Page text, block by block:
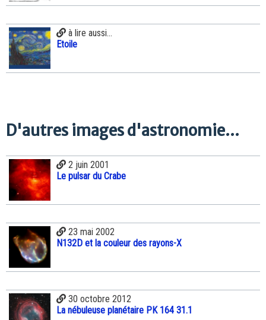
à lire aussi...
Etoile
D'autres images d'astronomie...
2 juin 2001
Le pulsar du Crabe
23 mai 2002
N132D et la couleur des rayons-X
30 octobre 2012
La nébuleuse planétaire PK 164 31.1